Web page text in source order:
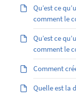
Qu’est ce
comment le
Qu’est ­ce
comment le
Comment
Quelle est la